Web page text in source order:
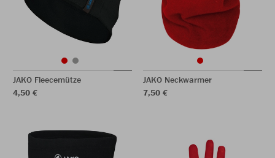
JAKO Fleecemütze
4,50 €
JAKO Neckwarmer
7,50 €